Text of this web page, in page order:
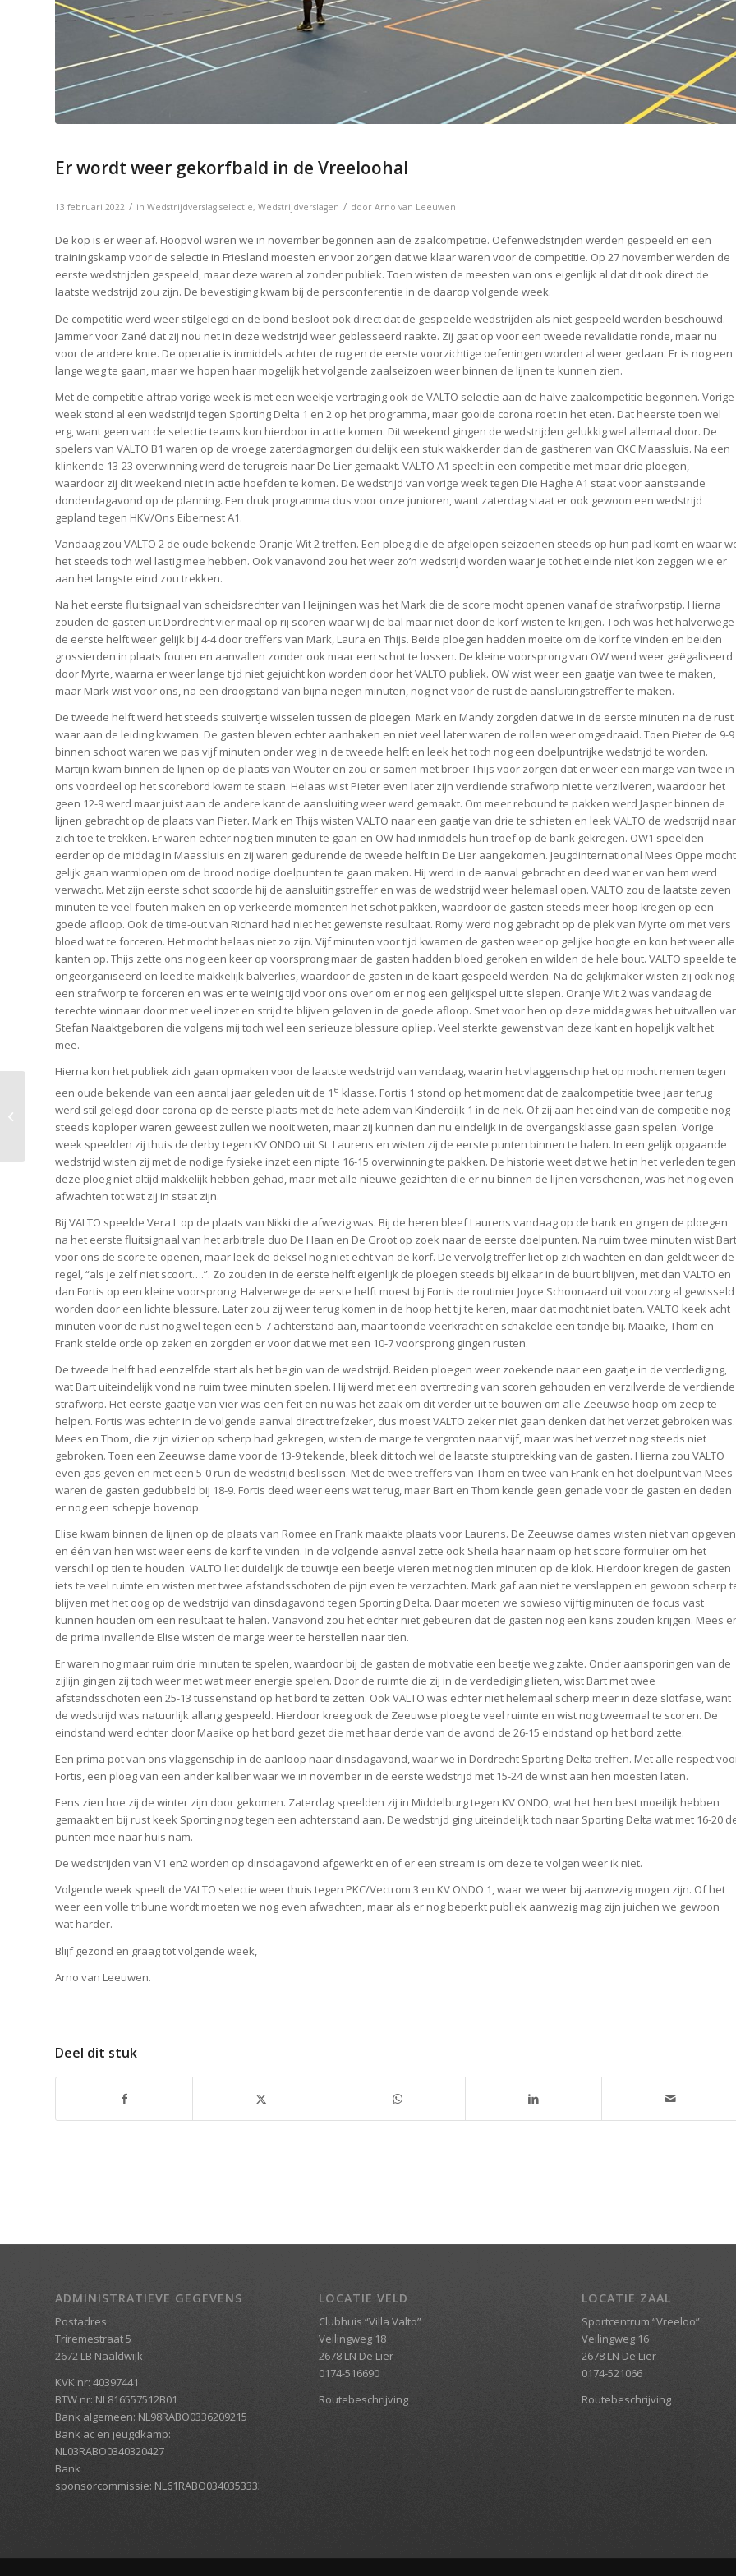
Er wordt weer gekorfbald in de Vreeloohal
13 februari 2022 / in Wedstrijdverslag selectie, Wedstrijdverslagen / door Arno van Leeuwen
De kop is er weer af. Hoopvol waren we in november begonnen aan de zaalcompetitie. Oefenwedstrijden werden gespeeld en een
trainingskamp voor de selectie in Friesland moesten er voor zorgen dat we klaar waren voor de competitie. Op 27 november werden de
eerste wedstrijden gespeeld, maar deze waren al zonder publiek. Toen wisten de meesten van ons eigenlijk al dat dit ook direct de
laatste wedstrijd zou zijn. De bevestiging kwam bij de persconferentie in de daarop volgende week.
De competitie werd weer stilgelegd en de bond besloot ook direct dat de gespeelde wedstrijden als niet gespeeld werden beschouwd.
Jammer voor Zané dat zij nou net in deze wedstrijd weer geblesseerd raakte. Zij gaat op voor een tweede revalidatie ronde, maar nu
voor de andere knie. De operatie is inmiddels achter de rug en de eerste voorzichtige oefeningen worden al weer gedaan. Er is nog een
lange weg te gaan, maar we hopen haar mogelijk het volgende zaalseizoen weer binnen de lijnen te kunnen zien.
Met de competitie aftrap vorige week is met een weekje vertraging ook de VALTO selectie aan de halve zaalcompetitie begonnen. Vorige
week stond al een wedstrijd tegen Sporting Delta 1 en 2 op het programma, maar gooide corona roet in het eten. Dat heerste toen wel
erg, want geen van de selectie teams kon hierdoor in actie komen. Dit weekend gingen de wedstrijden gelukkig wel allemaal door. De
spelers van VALTO B1 waren op de vroege zaterdagmorgen duidelijk een stuk wakkerder dan de gastheren van CKC Maassluis. Na een
klinkende 13-23 overwinning werd de terugreis naar De Lier gemaakt. VALTO A1 speelt in een competitie met maar drie ploegen,
waardoor zij dit weekend niet in actie hoefden te komen. De wedstrijd van vorige week tegen Die Haghe A1 staat voor aanstaande
donderdagavond op de planning. Een druk programma dus voor onze junioren, want zaterdag staat er ook gewoon een wedstrijd
gepland tegen HKV/Ons Eibernest A1.
Vandaag zou VALTO 2 de oude bekende Oranje Wit 2 treffen. Een ploeg die de afgelopen seizoenen steeds op hun pad komt en waar
het steeds toch wel lastig mee hebben. Ook vanavond zou het weer zo’n wedstrijd worden waar je tot het einde niet kon zeggen wie er
aan het langste eind zou trekken.
Na het eerste fluitsignaal van scheidsrechter van Heijningen was het Mark die de score mocht openen vanaf de strafworpstip. Hierna
zouden de gasten uit Dordrecht vier maal op rij scoren waar wij de bal maar niet door de korf wisten te krijgen. Toch was het halverwege
de eerste helft weer gelijk bij 4-4 door treffers van Mark, Laura en Thijs. Beide ploegen hadden moeite om de korf te vinden en beiden
grossierden in plaats fouten en aanvallen zonder ook maar een schot te lossen. De kleine voorsprong van OW werd weer geëgaliseerd
door Myrte, waarna er weer lange tijd niet gejuicht kon worden door het VALTO publiek. OW wist weer een gaatje van twee te maken,
maar Mark wist voor ons, na een droogstand van bijna negen minuten, nog net voor de rust de aansluitingstreffer te maken.
De tweede helft werd het steeds stuivertje wisselen tussen de ploegen. Mark en Mandy zorgden dat we in de eerste minuten na de rust
waar aan de leiding kwamen. De gasten bleven echter aanhaken en niet veel later waren de rollen weer omgedraaid. Toen Pieter de 9-9
binnen schoot waren we pas vijf minuten onder weg in de tweede helft en leek het toch nog een doelpuntrijke wedstrijd te worden.
Martijn kwam binnen de lijnen op de plaats van Wouter en zou er samen met broer Thijs voor zorgen dat er weer een marge van twee in
ons voordeel op het scorebord kwam te staan. Helaas wist Pieter even later zijn verdiende strafworp niet te verzilveren, waardoor het
geen 12-9 werd maar juist aan de andere kant de aansluiting weer werd gemaakt. Om meer rebound te pakken werd Jasper binnen de
lijnen gebracht op de plaats van Pieter. Mark en Thijs wisten VALTO naar een gaatje van drie te schieten en leek VALTO de wedstrijd naar
zich toe te trekken. Er waren echter nog tien minuten te gaan en OW had inmiddels hun troef op de bank gekregen. OW1 speelden
eerder op de middag in Maassluis en zij waren gedurende de tweede helft in De Lier aangekomen. Jeugdinternational Mees Oppe mocht
gelijk gaan warmlopen om de brood nodige doelpunten te gaan maken. Hij werd in de aanval gebracht en deed wat er van hem werd
verwacht. Met zijn eerste schot scoorde hij de aansluitingstreffer en was de wedstrijd weer helemaal open. VALTO zou de laatste zeven
minuten te veel fouten maken en op verkeerde momenten het schot pakken, waardoor de gasten steeds meer hoop kregen op een
goede afloop. Ook de time-out van Richard had niet het gewenste resultaat. Romy werd nog gebracht op de plek van Myrte om met vers
bloed wat te forceren. Het mocht helaas niet zo zijn. Vijf minuten voor tijd kwamen de gasten weer op gelijke hoogte en kon het weer alle
kanten op. Thijs zette ons nog een keer op voorsprong maar de gasten hadden bloed geroken en wilden de hele bout. VALTO speelde te
ongeorganiseerd en leed te makkelijk balverlies, waardoor de gasten in de kaart gespeeld werden. Na de gelijkmaker wisten zij ook nog
een strafworp te forceren en was er te weinig tijd voor ons over om er nog een gelijkspel uit te slepen. Oranje Wit 2 was vandaag de
terechte winnaar door met veel inzet en strijd te blijven geloven in de goede afloop. Smet voor hen op deze middag was het uitvallen
Stefan Naaktgeboren die volgens mij toch wel een serieuze blessure opliep. Veel sterkte gewenst van deze kant en hopelijk valt het
mee.
Hierna kon het publiek zich gaan opmaken voor de laatste wedstrijd van vandaag, waarin het vlaggenschip het op mocht nemen tegen
een oude bekende van een aantal jaar geleden uit de 1 e klasse. Fortis 1 stond op het moment dat de zaalcompetitie twee jaar terug
werd stil gelegd door corona op de eerste plaats met de hete adem van Kinderdijk 1 in de nek. Of zij aan het eind van de competitie nog
steeds koploper waren geweest zullen we nooit weten, maar zij kunnen dan nu eindelijk in de overgangsklasse gaan spelen. Vorige
week speelden zij thuis de derby tegen KV ONDO uit St. Laurens en wisten zij de eerste punten binnen te halen. In een gelijk opgaande
wedstrijd wisten zij met de nodige fysieke inzet een nipte 16-15 overwinning te pakken. De historie weet dat we het in het verleden tegen
deze ploeg niet altijd makkelijk hebben gehad, maar met alle nieuwe gezichten die er nu binnen de lijnen verschenen, was het nog even
afwachten tot wat zij in staat zijn.
Bij VALTO speelde Vera L op de plaats van Nikki die afwezig was. Bij de heren bleef Laurens vandaag op de bank en gingen de ploegen
na het eerste fluitsignaal van het arbitrale duo De Haan en De Groot op zoek naar de eerste doelpunten. Na ruim twee minuten wist Bart
voor ons de score te openen, maar leek de deksel nog niet echt van de korf. De vervolg treffer liet op zich wachten en dan geldt weer de
regel, “als je zelf niet scoort….”. Zo zouden in de eerste helft eigenlijk de ploegen steeds bij elkaar in de buurt blijven, met dan VALTO en
dan Fortis op een kleine voorsprong. Halverwege de eerste helft moest bij Fortis de routinier Joyce Schoonaard uit voorzorg al gewisseld
worden door een lichte blessure. Later zou zij weer terug komen in de hoop het tij te keren, maar dat mocht niet baten. VALTO keek acht
minuten voor de rust nog wel tegen een 5-7 achterstand aan, maar toonde veerkracht en schakelde een tandje bij. Maaike, Thom en
Frank stelde orde op zaken en zorgden er voor dat we met een 10-7 voorsprong gingen rusten.
De tweede helft had eenzelfde start als het begin van de wedstrijd. Beiden ploegen weer zoekende naar een gaatje in de verdediging,
wat Bart uiteindelijk vond na ruim twee minuten spelen. Hij werd met een overtreding van scoren gehouden en verzilverde de verdiende
strafworp. Het eerste gaatje van vier was een feit en nu was het zaak om dit verder uit te bouwen om alle Zeeuwse hoop om zeep te
helpen. Fortis was echter in de volgende aanval direct trefzeker, dus moest VALTO zeker niet gaan denken dat het verzet gebroken was.
Mees en Thom, die zijn vizier op scherp had gekregen, wisten de marge te vergroten naar vijf, maar was het verzet nog steeds niet
gebroken. Toen een Zeeuwse dame voor de 13-9 tekende, bleek dit toch wel de laatste stuiptrekking van de gasten. Hierna zou VALTO
even gas geven en met een 5-0 run de wedstrijd beslissen. Met de twee treffers van Thom en twee van Frank en het doelpunt van Mees
waren de gasten gedubbeld bij 18-9. Fortis deed weer eens wat terug, maar Bart en Thom kende geen genade voor de gasten en deden
er nog een schepje bovenop.
Elise kwam binnen de lijnen op de plaats van Romee en Frank maakte plaats voor Laurens. De Zeeuwse dames wisten niet van opgeven
en één van hen wist weer eens de korf te vinden. In de volgende aanval zette ook Sheila haar naam op het score formulier om het
verschil op tien te houden. VALTO liet duidelijk de touwtje een beetje vieren met nog tien minuten op de klok. Hierdoor kregen de gasten
iets te veel ruimte en wisten met twee afstandsschoten de pijn even te verzachten. Mark gaf aan niet te verslappen en gewoon scherp
blijven met het oog op de wedstrijd van dinsdagavond tegen Sporting Delta. Daar moeten we sowieso vijftig minuten de focus vast
kunnen houden om een resultaat te halen. Vanavond zou het echter niet gebeuren dat de gasten nog een kans zouden krijgen. Mees
de prima invallende Elise wisten de marge weer te herstellen naar tien.
Er waren nog maar ruim drie minuten te spelen, waardoor bij de gasten de motivatie een beetje weg zakte. Onder aansporingen van de
zijlijn gingen zij toch weer met wat meer energie spelen. Door de ruimte die zij in de verdediging lieten, wist Bart met twee
afstandsschoten een 25-13 tussenstand op het bord te zetten. Ook VALTO was echter niet helemaal scherp meer in deze slotfase, want
de wedstrijd was natuurlijk allang gespeeld. Hierdoor kreeg ook de Zeeuwse ploeg te veel ruimte en wist nog tweemaal te scoren. De
eindstand werd echter door Maaike op het bord gezet die met haar derde van de avond de 26-15 eindstand op het bord zette.
Een prima pot van ons vlaggenschip in de aanloop naar dinsdagavond, waar we in Dordrecht Sporting Delta treffen. Met alle respect
Fortis, een ploeg van een ander kaliber waar we in november in de eerste wedstrijd met 15-24 de winst aan hen moesten laten.
Eens zien hoe zij de winter zijn door gekomen. Zaterdag speelden zij in Middelburg tegen KV ONDO, wat het hen best moeilijk hebben
gemaakt en bij rust keek Sporting nog tegen een achterstand aan. De wedstrijd ging uiteindelijk toch naar Sporting Delta wat met 16-20
punten mee naar huis nam.
De wedstrijden van V1 en2 worden op dinsdagavond afgewerkt en of er een stream is om deze te volgen weer ik niet.
Volgende week speelt de VALTO selectie weer thuis tegen PKC/Vectrom 3 en KV ONDO 1, waar we weer bij aanwezig mogen zijn. Of het
weer een volle tribune wordt moeten we nog even afwachten, maar als er nog beperkt publiek aanwezig mag zijn juichen we gewoon
wat harder.
Blijf gezond en graag tot volgende week,
Arno van Leeuwen.
Deel dit stuk
ADMINISTRATIEVE GEGEVENS
Postadres
Triremestraat 5
2672 LB Naaldwijk
KVK nr: 40397441
BTW nr: NL816557512B01
Bank algemeen: NL98RABO0336209215
Bank ac en jeugdkamp:
NL03RABO0340320427
Bank
sponsorcommissie: NL61RABO0340353333
LOCATIE VELD
Clubhuis “Villa Valto”
Veilingweg 18
2678 LN De Lier
0174-516690
Routebeschrijving
LOCATIE ZAAL
Sportcentrum “Vreeloo”
Veilingweg 16
2678 LN De Lier
0174-521066
Routebeschrijving
Overlijden oud-
penningmeester Cor